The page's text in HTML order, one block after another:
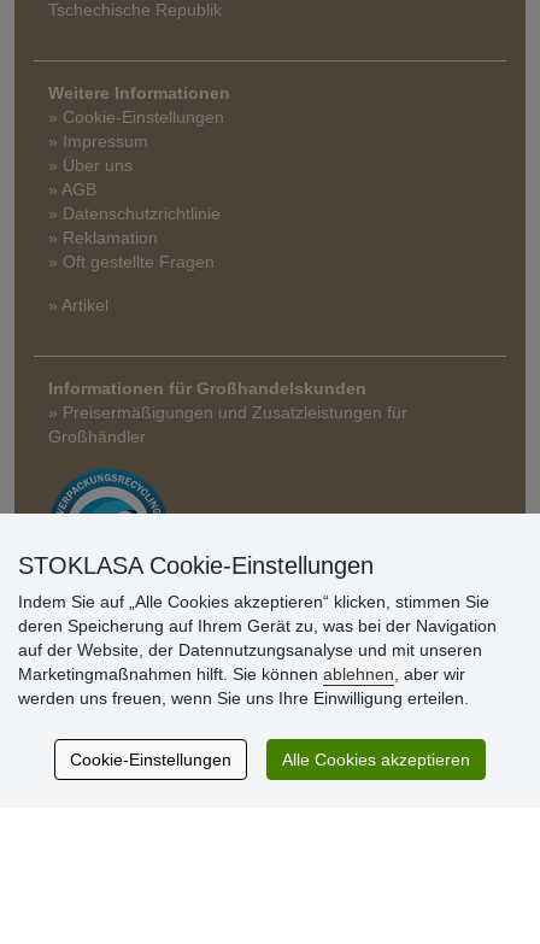
Tschechische Republik
Weitere Informationen
» Cookie-Einstellungen
» Impressum
» Über uns
» AGB
» Datenschutzrichtlinie
» Reklamation
» Oft gestellte Fragen
» Artikel
Informationen für Großhandelskunden
» Preisermäßigungen und Zusatzleistungen für
Großhändler
Kundenbewertung
netter Kontakt.
Schnelle Lieferung. Alles top.
STOKLASA Cookie-Einstellungen
Indem Sie auf „Alle Cookies akzeptieren“ klicken, stimmen Sie
deren Speicherung auf Ihrem Gerät zu, was bei der Navigation
auf der Website, der Datennutzungsanalyse und mit unseren
Marketingmaßnahmen hilft. Sie können ablehnen , aber wir
werden uns freuen, wenn Sie uns Ihre Einwilligung erteilen.
Cookie-Einstellungen Alle Cookies akzeptieren